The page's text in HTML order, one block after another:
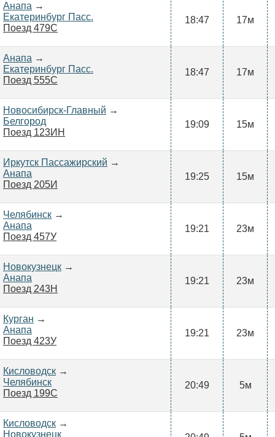
Анапа →
Екатеринбург Пасс.
Поезд 479С
18:47 17м
Анапа →
Екатеринбург Пасс.
Поезд 555С
18:47 17м
Новосибирск-Главный →
Белгород
Поезд 123ИН
19:09 15м
Иркутск Пассажирский →
Анапа
Поезд 205И
19:25 15м
Челябинск →
Анапа
Поезд 457У
19:21 23м
Новокузнецк →
Анапа
Поезд 243Н
19:21 23м
Курган →
Анапа
Поезд 423У
19:21 23м
Кисловодск →
Челябинск
Поезд 199С
20:49 5м
Кисловодск →
Новокузнецк